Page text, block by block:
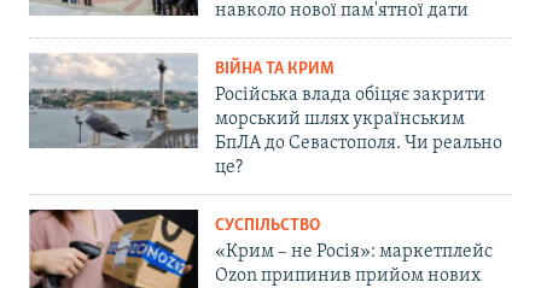
навколо нової пам'ятної дати
ВІЙНА ТА КРИМ
Російська влада обіцяє закрити
морський шлях українським
БпЛА до Севастополя. Чи реально
це?
СУСПІЛЬСТВО
«Крим – не Росія»: маркетплейс
Ozon припинив прийом нових